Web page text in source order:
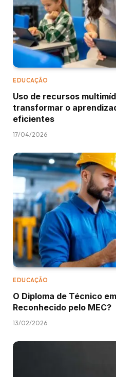
EDUCAÇÃO
Uso de recursos
transformar o
eficientes
17/04/2026
EDUCAÇÃO
O Diploma de Técnico
Reconhecido pelo MEC?
13/02/2026